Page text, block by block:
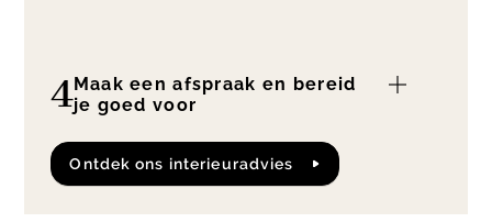
4Maak een afspraak en bereid
je goed voor
Ontdek ons interieuradvies